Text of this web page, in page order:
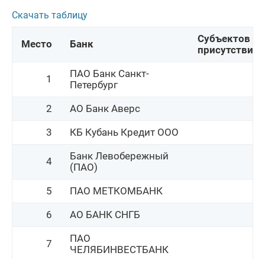
Скачать таблицу
Место Банк
Субъектов
присутствия
1
ПАО Банк Санкт-
Петербург
2 АО Банк Аверс
3
КБ Кубань Кредит ООО
4
Банк Левобережный
(ПАО)
5 ПАО МЕТКОМБАНК
6
АО БАНК СНГБ
7
ПАО
ЧЕЛЯБИНВЕСТБАНК